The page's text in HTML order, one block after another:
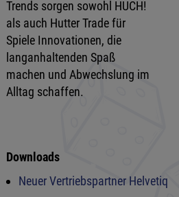
Trends sorgen sowohl HUCH!
als auch Hutter Trade für
Spiele Innovationen, die
langanhaltenden Spaß
machen und Abwechslung im
Alltag schaffen.
Downloads
Neuer Vertriebspartner Helvetiq